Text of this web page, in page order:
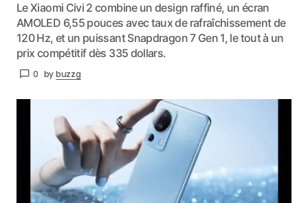
Le Xiaomi Civi 2 combine un design raffiné, un écran
AMOLED 6,55 pouces avec taux de rafraîchissement de
120 Hz, et un puissant Snapdragon 7 Gen 1, le tout à un
prix compétitif dès 335 dollars.
0 bybuzzg